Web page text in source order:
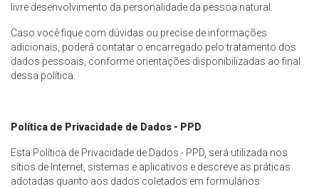
livre desenvolvimento da personalidade da pessoa natural.
Caso você fique com dúvidas ou precise de informações
adicionais, poderá contatar o encarregado pelo tratamento dos
dados pessoais, conforme orientações disponibilizadas ao final
dessa política.
Política de Privacidade de Dados - PPD
Esta Política de Privacidade de Dados - PPD, será utilizada nos
sítios de Internet, sistemas e aplicativos e descreve as práticas
adotadas quanto aos dados coletados em formulários